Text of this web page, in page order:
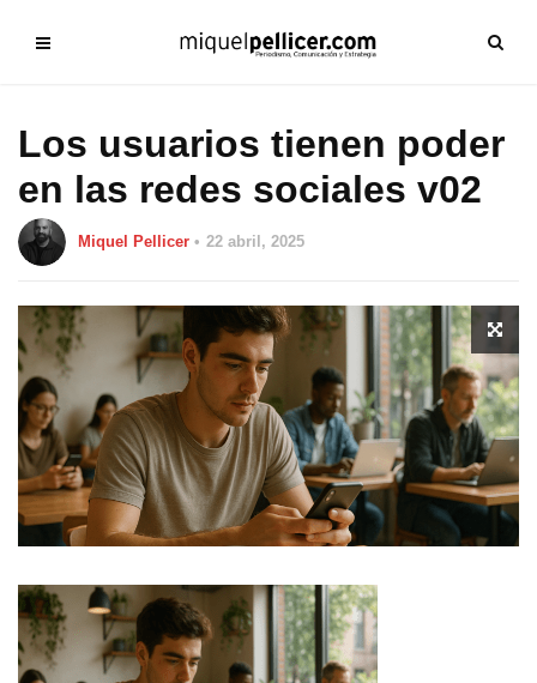
Los usuarios tienen poder
en las redes sociales v02
Miquel Pellicer 22 abril, 2025